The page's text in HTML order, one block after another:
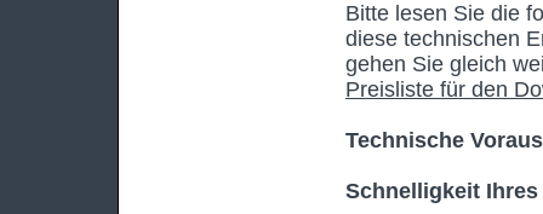
Bitte lesen Sie die
diese technischen
gehen Sie gleich
Preisliste für den
Technische
Schnelligkeit